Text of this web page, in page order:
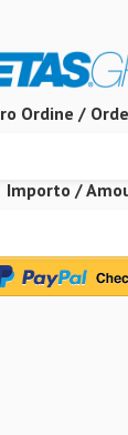
Ordine /
Importo /